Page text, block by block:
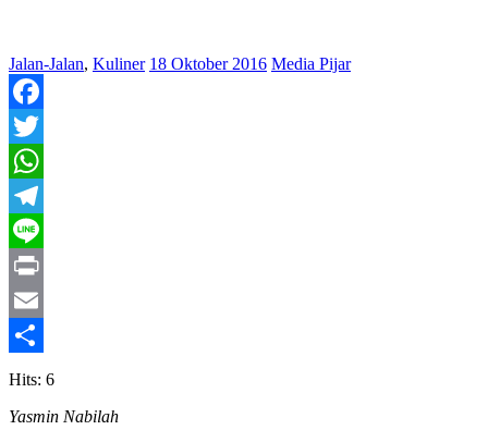
Jalan-Jalan, Kuliner 18 Oktober 2016 Media Pijar
Facebook
Twitter
WhatsApp
Telegram
Line
Print
Email
Share
Hits: 6
Yasmin Nabilah